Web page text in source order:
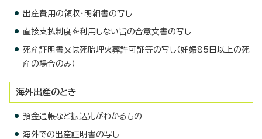
出産費用の領収・明細書の写し
直接支払制度を利用しない旨の合意文書の写し
死産証明書又は死胎埋火葬許可証等の写し（妊娠85日以上の死
産の場合のみ）
海外出産のとき
預金通帳など振込先がわかるもの
海外での出産証明書の写し